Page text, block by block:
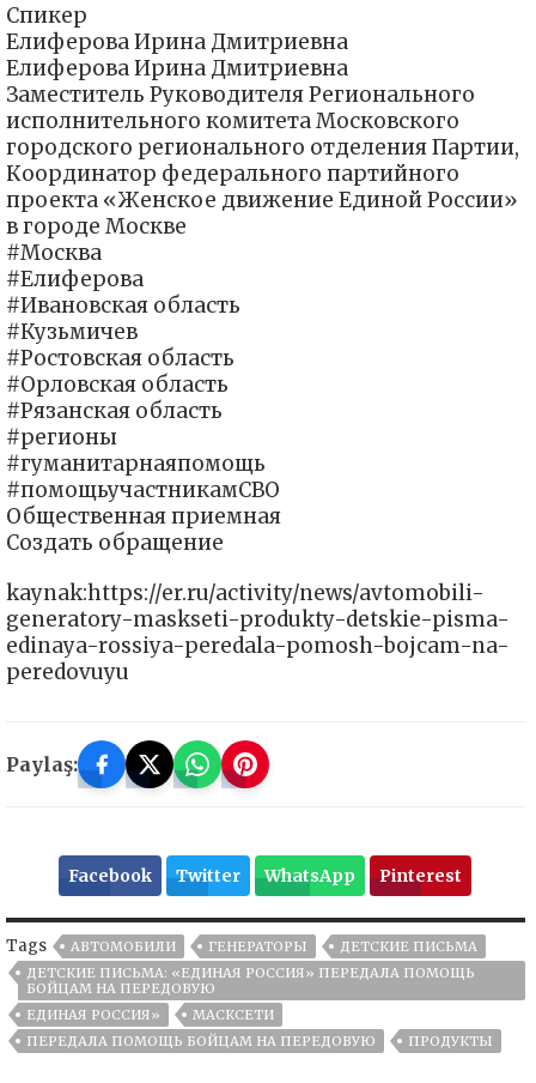
Спикер
Елиферова Ирина Дмитриевна
Елиферова Ирина Дмитриевна
Заместитель Руководителя Регионального
исполнительного комитета Московского
городского регионального отделения Партии,
Координатор федерального партийного
проекта «Женское движение Единой России»
в городе Москве
#Москва
#Елиферова
#Ивановская область
#Кузьмичев
#Ростовская область
#Орловская область
#Рязанская область
#регионы
#гуманитарнаяпомощь
#помощьучастникамСВО
Общественная приемная
Создать обращение
kaynak:https://er.ru/activity/news/avtomobili-
generatory-maskseti-produkty-detskie-pisma-
edinaya-rossiya-peredala-pomosh-bojcam-na-
peredovuyu
Paylaş:
Facebook Twitter WhatsApp Pinterest
Tags АВТОМОБИЛИ ГЕНЕРАТОРЫ
ДЕТСКИЕ ПИСЬМА
ДЕТСКИЕ ПИСЬМА: «ЕДИНАЯ РОССИЯ» ПЕРЕДАЛА ПОМОЩЬ
БОЙЦАМ НА ПЕРЕДОВУЮ
ЕДИНАЯ РОССИЯ»
МАСКСЕТИ
ПЕРЕДАЛА ПОМОЩЬ БОЙЦАМ НА ПЕРЕДОВУЮ
ПРОДУКТЫ